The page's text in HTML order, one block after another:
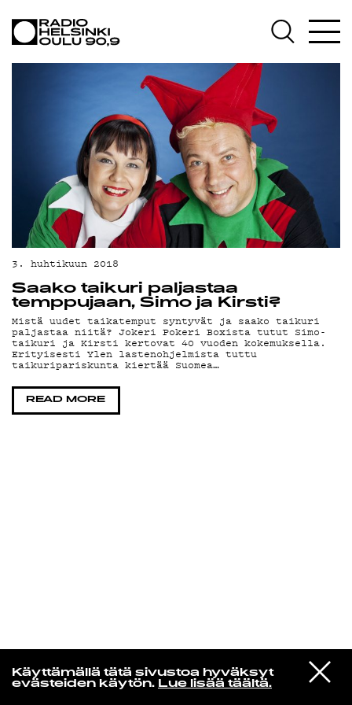
Käyttämällä tätä sivustoa hyväksyt
evästeiden käytön. Lue lisää täältä.
VIESTI
STUDIOON
Mariya Takeuchi
シェットランドに頬をうずめて
AJANKOHTAISTA
OHJELMAT
TEKIJÄT
ON-DEMAND
PODCAST
MAINOSTA
YHTEYSTIEDOT
G LIVELAB
YSTÄVÄKLUBI
TIETOSUOJA
KIRJAUDU SISÄÄN
3. huhtikuun 2018
Saako taikuri paljastaa
temppujaan, Simo ja Kirsti?
Mistä uudet taikatemput syntyvät ja saako taikuri
paljastaa niitä? Jokeri Pokeri Boxista tutut Simo-
taikuri ja Kirsti kertovat 40 vuoden kokemuksella.
Erityisesti Ylen lastenohjelmista tuttu
taikuripariskunta kiertää Suomea…
READ MORE